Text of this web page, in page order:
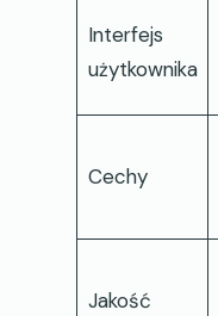
Interfejs
użytkownika
Cechy
Jakość